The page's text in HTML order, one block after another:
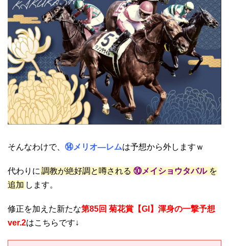
そんなわけで、 ⑭メリオ―レムは予想から外しますｗ
代わりに 調教が絶好調と噂される ⑩メイショウタバルを
追加 します。
修正を加えた新たな第85回 菊花賞【GI】渾身の一撃予想
ver.2はこちらです↓